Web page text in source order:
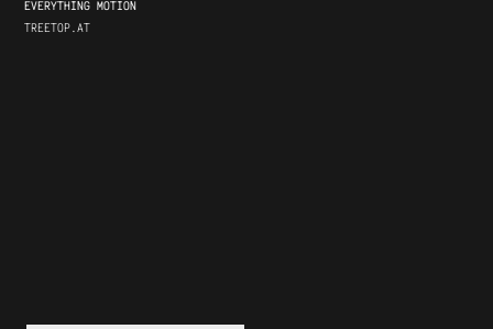
EVERYTHING MOTION
TREETOP.AT